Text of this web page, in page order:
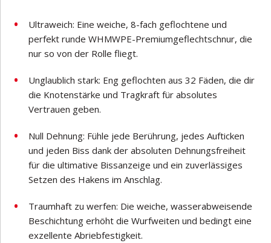
Ultraweich: Eine weiche, 8-fach geflochtene und
perfekt runde WHMWPE-Premiumgeflechtschnur, die
nur so von der Rolle fliegt.
Unglaublich stark: Eng geflochten aus 32 Fäden, die dir
die Knotenstärke und Tragkraft für absolutes
Vertrauen geben.
Null Dehnung: Fühle jede Berührung, jedes Aufticken
und jeden Biss dank der absoluten Dehnungsfreiheit
für die ultimative Bissanzeige und ein zuverlässiges
Setzen des Hakens im Anschlag.
Traumhaft zu werfen: Die weiche, wasserabweisende
Beschichtung erhöht die Wurfweiten und bedingt eine
exzellente Abriebfestigkeit.